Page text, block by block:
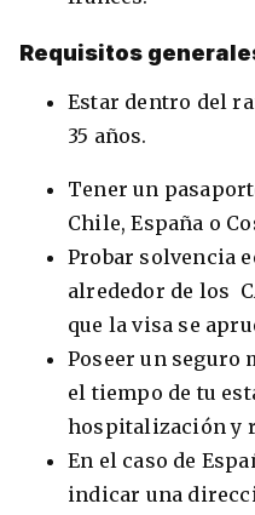
Requisitos
Estar dentro del
35 años.
Tener un
Chile, España o
Probar solvencia
alrededor de los
que la visa se
Poseer un seguro
el tiempo de tu
hospitalización y
En el caso de
indicar una